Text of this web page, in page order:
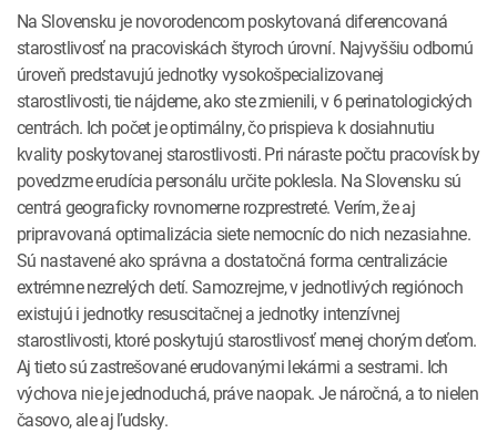
Na Slovensku je novorodencom poskytovaná diferencovaná
starostlivosť na pracoviskách štyroch úrovní. Najvyššiu odbornú
úroveň predstavujú jednotky vysokošpecializovanej
starostlivosti, tie nájdeme, ako ste zmienili, v 6 perinatologických
centrách. Ich počet je optimálny, čo prispieva k dosiahnutiu
kvality poskytovanej starostlivosti. Pri náraste počtu pracovísk by
povedzme erudícia personálu určite poklesla. Na Slovensku sú
centrá geograficky rovnomerne rozprestreté. Verím, že aj
pripravovaná optimalizácia siete nemocníc do nich nezasiahne.
Sú nastavené ako správna a dostatočná forma centralizácie
extrémne nezrelých detí. Samozrejme, v jednotlivých regiónoch
existujú i jednotky resuscitačnej a jednotky intenzívnej
starostlivosti, ktoré poskytujú starostlivosť menej chorým deťom.
Aj tieto sú zastrešované erudovanými lekármi a sestrami. Ich
výchova nie je jednoduchá, práve naopak. Je náročná, a to nielen
časovo, ale aj ľudsky.